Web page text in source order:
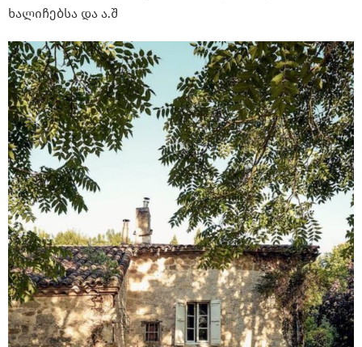
ხალიჩებსა და ა.შ